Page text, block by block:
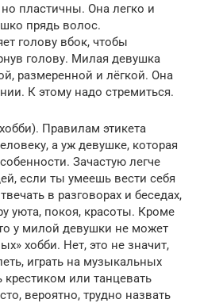
пластичны. Она легко и
прядь волос.
голову вбок, чтобы
голову. Милая девушка
размеренной и лёгкой. Она
К этому надо стремиться.
Правилам этикета
а уж девушке, которая
Зачастую легче
если ты умеешь вести себя
в разговорах и беседах,
уюта, покоя, красоты. Кроме
у милой девушки не может
хобби. Нет, это не значит,
играть на музыкальных
или танцевать
вероятно, трудно назвать